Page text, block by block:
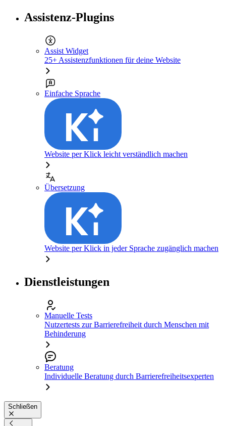
Assistenz-Plugins
Assist Widget
25+ Assistenzfunktionen für deine Website
Einfache Sprache
Website per Klick leicht verständlich machen
Übersetzung
Website per Klick in jeder Sprache zugänglich machen
Dienstleistungen
Manuelle Tests
Nutzertests zur Barrierefreiheit durch Menschen mit
Behinderung
Beratung
Individuelle Beratung durch Barrierefreiheitsexperten
Schließen